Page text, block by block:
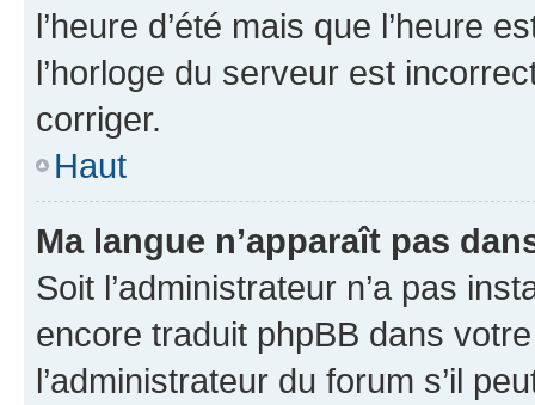
l’heure d’été mais que l’heure
l’horloge du serveur est
corriger.
Haut
Ma langue n’apparaît pas
Soit l’administrateur n’a pas
encore traduit phpBB dans
l’administrateur du forum s’il